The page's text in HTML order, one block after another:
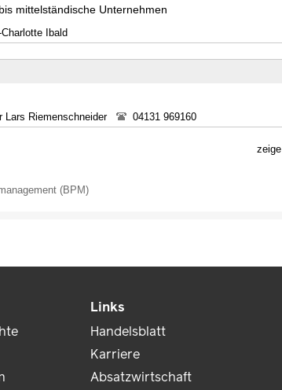
mittelständische Unternehmen
Charlotte Ibald
Lars Riemenschneider 04131 969160
zeige
(BPM)
Links
Handelsblatt
Karriere
Absatzwirtschaft